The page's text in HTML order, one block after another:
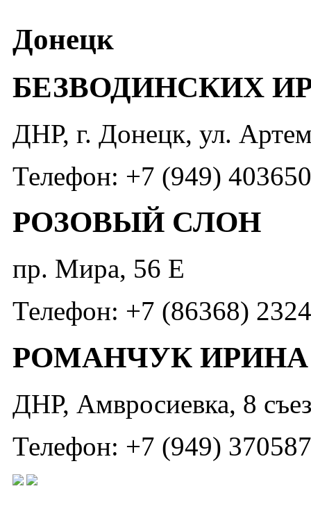
Донецк
БЕЗВОДИНСКИХ
ДНР, г. Донецк, ул.
Телефон: +7 (949)
РОЗОВЫЙ СЛОН
пр. Мира, 56 Е
Телефон: +7 (86368)
РОМАНЧУК
ДНР, Амвросиевка, 8
Телефон: +7 (949)